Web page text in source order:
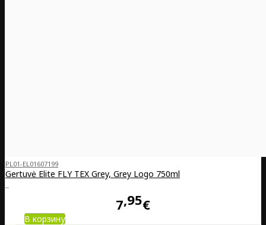
PL01-EL01607199
Gertuvė Elite FLY TEX Grey, Grey Logo 750ml
..
7 95€
В корзину